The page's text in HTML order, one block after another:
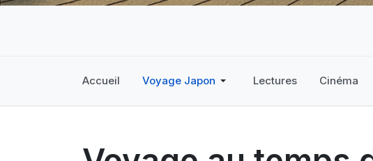
Accueil Voyage Japon Lectures Cinéma